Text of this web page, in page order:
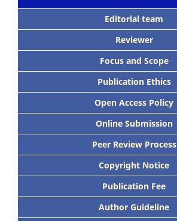
Editorial team
Reviewer
Focus and Scope
Publication Ethics
Open Access Policy
Online Submission
Peer Review Process
Copyright Notice
Publication Fee
Author Guideline